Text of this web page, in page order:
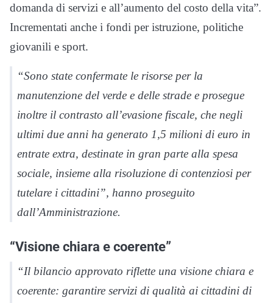
domanda di servizi e all’aumento del costo della vita”.
Incrementati anche i fondi per istruzione, politiche
giovanili e sport.
“Sono state confermate le risorse per la
manutenzione del verde e delle strade e prosegue
inoltre il contrasto all’evasione fiscale, che negli
ultimi due anni ha generato 1,5 milioni di euro in
entrate extra, destinate in gran parte alla spesa
sociale, insieme alla risoluzione di contenziosi per
tutelare i cittadini”, hanno proseguito
dall’Amministrazione.
“Visione chiara e coerente”
“Il bilancio approvato riflette una visione chiara e
coerente: garantire servizi di qualità ai cittadini di